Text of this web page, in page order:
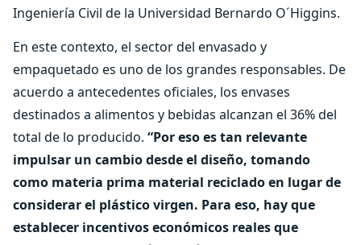
Ingeniería Civil de la Universidad Bernardo O´Higgins.
En este contexto, el sector del envasado y
empaquetado es uno de los grandes responsables. De
acuerdo a antecedentes oficiales, los envases
destinados a alimentos y bebidas alcanzan el 36% del
total de lo producido. “Por eso es tan relevante
impulsar un cambio desde el diseño, tomando
como materia prima material reciclado en lugar de
considerar el plástico virgen. Para eso, hay que
establecer incentivos económicos reales que